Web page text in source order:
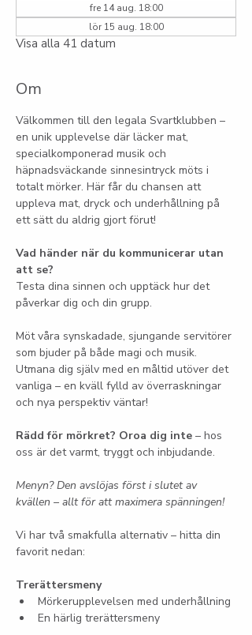
fre 14 aug. 18:00
lör 15 aug. 18:00
Visa alla 41 datum
Om
Välkommen till den legala Svartklubben –
en unik upplevelse där läcker mat,
specialkomponerad musik och
häpnadsväckande sinnesintryck möts i
totalt mörker. Här får du chansen att
uppleva mat, dryck och underhållning på
ett sätt du aldrig gjort förut!
Vad händer när du kommunicerar utan
att se?
Testa dina sinnen och upptäck hur det
påverkar dig och din grupp.
Möt våra synskadade, sjungande servitörer
som bjuder på både magi och musik.
Utmana dig själv med en måltid utöver det
vanliga – en kväll fylld av överraskningar
och nya perspektiv väntar!
Rädd för mörkret? Oroa dig inte – hos
oss är det varmt, tryggt och inbjudande.
Menyn? Den avslöjas först i slutet av
kvällen – allt för att maximera spänningen!
Vi har två smakfulla alternativ – hitta din
favorit nedan:
Trerättersmeny
Mörkerupplevelsen med underhållning
En härlig trerättersmeny